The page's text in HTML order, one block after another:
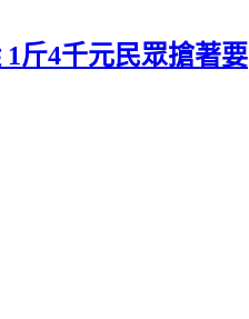
斤4千元民眾搶著要